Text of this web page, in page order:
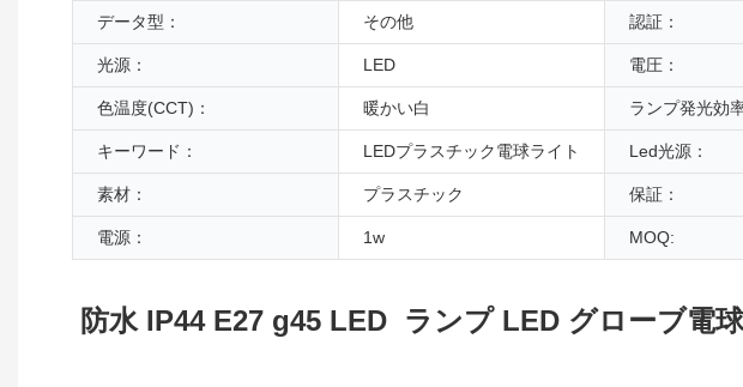
データ型： その他 認証：
光源： LED 電圧：
色温度(CCT)： 暖かい白 ランプ発光効
キーワード： LEDプラスチック電球ライト Led光源：
素材： プラスチック 保証：
電源： 1w MOQ:
防水 IP44 E27 g45 LED ランプ LED グローブ電